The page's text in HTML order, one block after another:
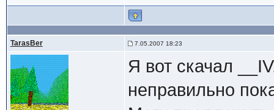
TarasBer 7.05.2007 18:23
Я вот скачал
неправильно